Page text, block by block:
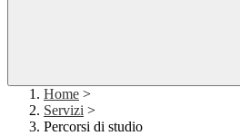
Home >
Servizi >
Percorsi di studio